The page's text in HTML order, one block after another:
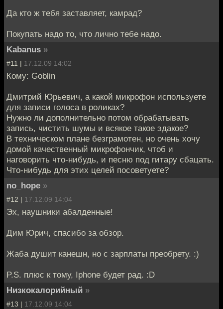
Да кто ж тебя заставляет, камрад?
Покупать надо то, что лично тебе надо.
Kabanus »
#11 | 17.12.09 14:02
Кому: Goblin
Дмитрий Юрьевич, а какой микрофон используете
для записи голоса в роликах?
Нужно ли дополнительно потом обрабатывать
запись, чистить шумы и всякое такое эдакое?
В техническом плане безграмотен, но очень хочу
домой качественный микрофончик, чтоб и
наговорить что-нибудь, и песню под гитару сбацать.
Что-нибудь для этих целей посоветуете?
no_hope »
#12 | 17.12.09 14:04
Эх, наушники абалденные!
Дим Юрич, спасибо за обзор.
Жаба душит канешн, но с зарплаты преобрету. :)
P.S. плюс к тому, Iphone будет рад. :D
Низкокалорийный »
#13 | 17.12.09 14:04